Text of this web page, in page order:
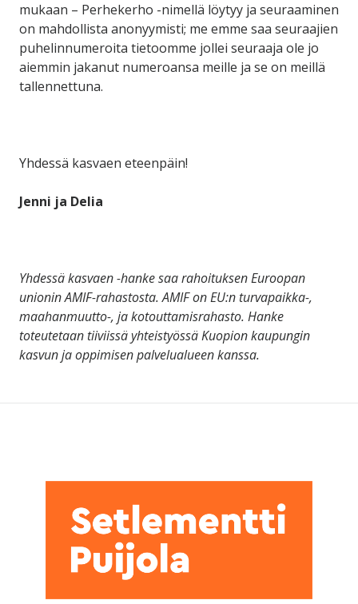
mukaan – Perhekerho -nimellä löytyy ja seuraaminen
on mahdollista anonyymisti; me emme saa seuraajien
puhelinnumeroita tietoomme jollei seuraaja ole jo
aiemmin jakanut numeroansa meille ja se on meillä
tallennettuna.
Yhdessä kasvaen eteenpäin!
Jenni ja Delia
Yhdessä kasvaen -hanke saa rahoituksen Euroopan
unionin AMIF-rahastosta. AMIF on EU:n turvapaikka-,
maahanmuutto-, ja kotouttamisrahasto. Hanke
toteutetaan tiiviissä yhteistyössä Kuopion kaupungin
kasvun ja oppimisen palvelualueen kanssa.